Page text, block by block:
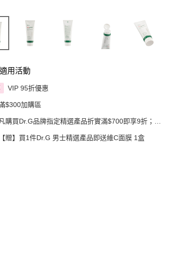
用活動
VIP 95折優惠
$300加購區
凡購買Dr.G品牌指定精選產品折實滿$700即享9折；折
【贈】買1件Dr.G 男士精選產品即送維C面膜 1盒